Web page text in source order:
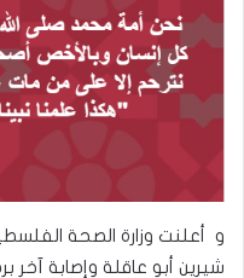
و أعلنت وزارة الصحة
شيرين أبو عاقلة وإصابة آخر